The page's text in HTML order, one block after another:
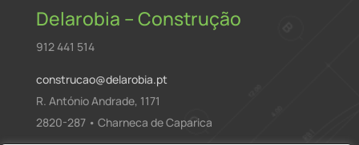
Delarobia – Construção
912 441 514
construcao@delarobia.pt
R. António Andrade, 1171
2820-287 • Charneca de Caparica